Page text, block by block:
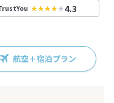
4.3
航空＋宿泊プラン